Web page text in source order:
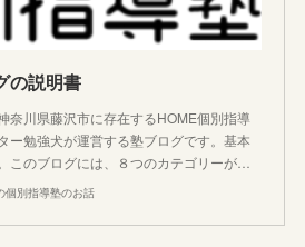
の説明書
奈川県藤沢市に存在するHOME個別指導
ー勉強犬が運営する塾ブログです。基本
このブログには、８つのカテゴリーが…
個別指導塾のお話